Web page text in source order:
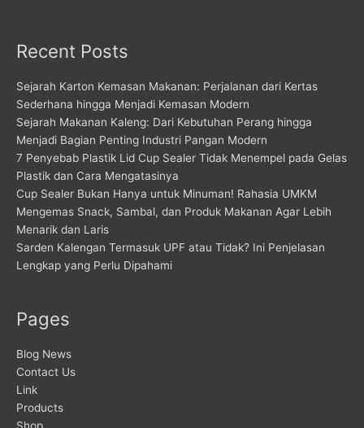
Recent Posts
Sejarah Karton Kemasan Makanan: Perjalanan dari Kertas
Sederhana hingga Menjadi Kemasan Modern
Sejarah Makanan Kaleng: Dari Kebutuhan Perang hingga
Menjadi Bagian Penting Industri Pangan Modern
7 Penyebab Plastik Lid Cup Sealer Tidak Menempel pada Gelas
Plastik dan Cara Mengatasinya
Cup Sealer Bukan Hanya untuk Minuman! Rahasia UMKM
Mengemas Snack, Sambal, dan Produk Makanan Agar Lebih
Menarik dan Laris
Sarden Kalengan Termasuk UPF atau Tidak? Ini Penjelasan
Lengkap yang Perlu Dipahami
Pages
Blog News
Contact Us
Link
Products
Shop